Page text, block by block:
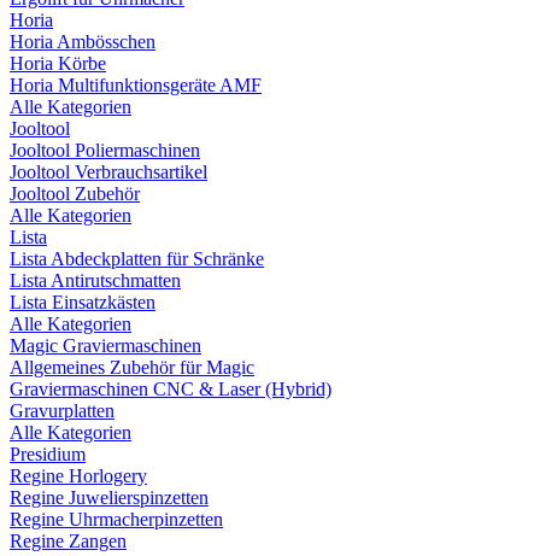
Horia
Horia Ambösschen
Horia Körbe
Horia Multifunktionsgeräte AMF
Alle Kategorien
Jooltool
Jooltool Poliermaschinen
Jooltool Verbrauchsartikel
Jooltool Zubehör
Alle Kategorien
Lista
Lista Abdeckplatten für Schränke
Lista Antirutschmatten
Lista Einsatzkästen
Alle Kategorien
Magic Graviermaschinen
Allgemeines Zubehör für Magic
Graviermaschinen CNC & Laser (Hybrid)
Gravurplatten
Alle Kategorien
Presidium
Regine Horlogery
Regine Juwelierspinzetten
Regine Uhrmacherpinzetten
Regine Zangen